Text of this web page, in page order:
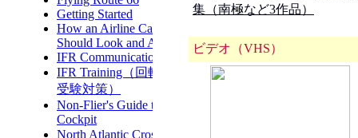
集（南極など3作品）
ビデオ（VHS）